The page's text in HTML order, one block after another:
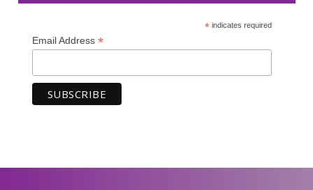
*indicates required
Email Address *